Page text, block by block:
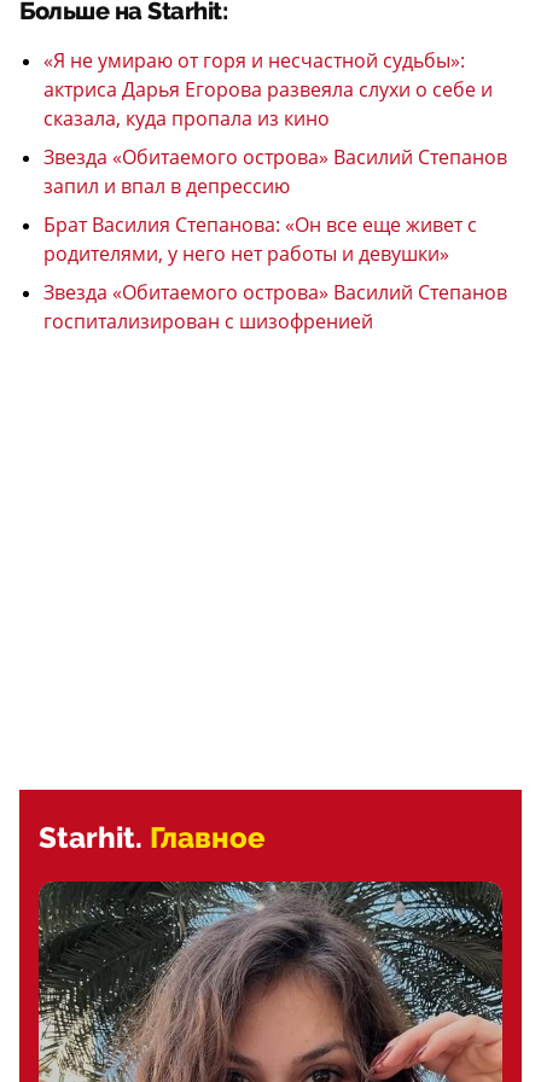
Больше на Starhit:
«Я не умираю от горя и несчастной судьбы»:
актриса Дарья Егорова развеяла слухи о себе и
сказала, куда пропала из кино
Звезда «Обитаемого острова» Василий Степанов
запил и впал в депрессию
Брат Василия Степанова: «Он все еще живет с
родителями, у него нет работы и девушки»
Звезда «Обитаемого острова» Василий Степанов
госпитализирован с шизофренией
Starhit. Главное